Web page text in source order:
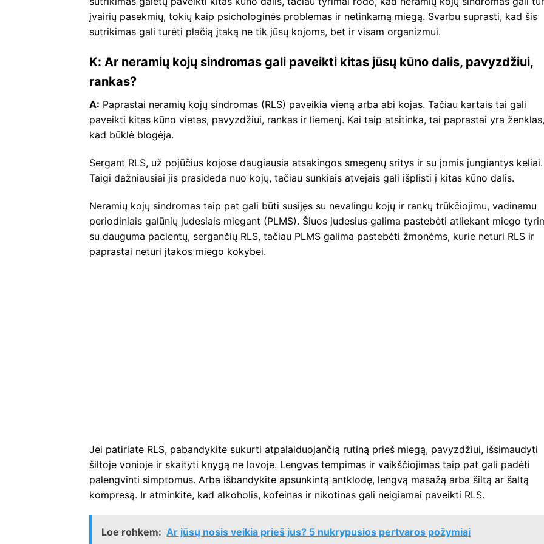
įvairių pasekmių, tokių kaip psichologinės problemas ir netinkamą miegą. Svarbu suprasti, kad šis
sutrikimas gali turėti plačią įtaką ne tik jūsų kojoms, bet ir visam organizmui.
K: Ar neramių kojų sindromas gali paveikti kitas jūsų kūno dalis, pavyzdžiui,
rankas?
A: Paprastai neramių kojų sindromas (RLS) paveikia vieną arba abi kojas. Tačiau kartais tai gali
paveikti kitas kūno vietas, pavyzdžiui, rankas ir liemenį. Kai taip atsitinka, tai paprastai yra ženklas,
kad būklė blogėja.
Sergant RLS, už pojūčius kojose daugiausia atsakingos smegenų sritys ir su jomis jungiantys keliai.
Taigi dažniausiai jis prasideda nuo kojų, tačiau sunkiais atvejais gali išplisti į kitas kūno dalis.
Neramių kojų sindromas taip pat gali būti susijęs su nevalingu kojų ir rankų trūkčiojimu, vadinamu
periodiniais galūnių judesiais miegant (PLMS). Šiuos judesius galima pastebėti atliekant miego
su dauguma pacientų, sergančių RLS, tačiau PLMS galima pastebėti žmonėms, kurie neturi RLS ir
paprastai neturi įtakos miego kokybei.
Jei patiriate RLS, pabandykite sukurti atpalaiduojančią rutiną prieš miegą, pavyzdžiui, išsimaudyti
šiltoje vonioje ir skaityti knygą ne lovoje. Lengvas tempimas ir vaikščiojimas taip pat gali padėti
palengvinti simptomus. Arba išbandykite apsunkintą antklodę, lengvą masažą arba šiltą ar šaltą
kompresą. Ir atminkite, kad alkoholis, kofeinas ir nikotinas gali neigiamai paveikti RLS.
Loe rohkem: Ar jūsų nosis veikia prieš jus? 5 nukrypusios pertvaros požymiai